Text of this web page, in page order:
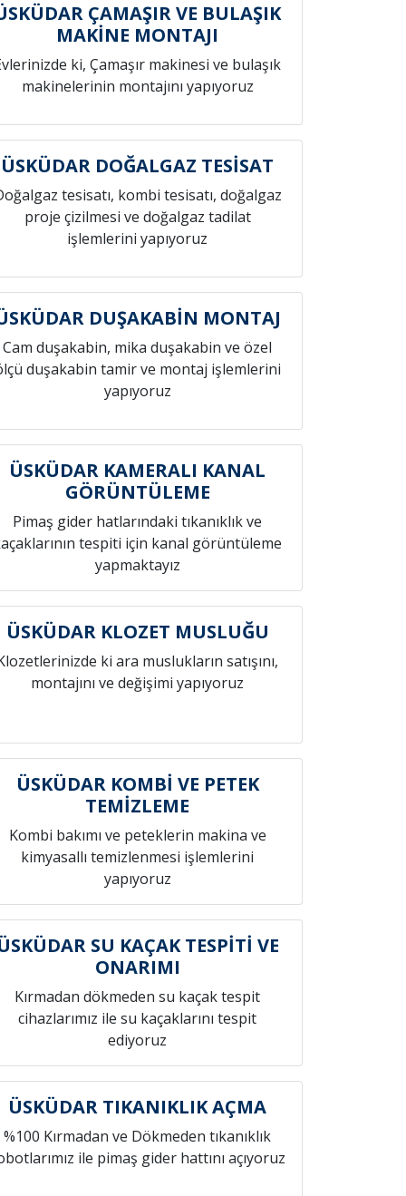
ÇAMAŞIR VE BULAŞIK
MAKİNE MONTAJI
ki, Çamaşır makinesi ve bulaşık
makinelerinin montajını yapıyoruz
ÜSKÜDAR DOĞALGAZ TESİSAT
tesisatı, kombi tesisatı, doğalgaz
proje çizilmesi ve doğalgaz tadilat
işlemlerini yapıyoruz
DUŞAKABİN MONTAJ
Cam duşakabin, mika duşakabin ve özel
duşakabin tamir ve montaj işlemlerini
yapıyoruz
ÜSKÜDAR KAMERALI KANAL
GÖRÜNTÜLEME
Pimaş gider hatlarındaki tıkanıklık ve
tespiti için kanal görüntüleme
yapmaktayız
ÜSKÜDAR KLOZET MUSLUĞU
ki ara muslukların satışını,
montajını ve değişimi yapıyoruz
ÜSKÜDAR KOMBİ VE PETEK
TEMİZLEME
Kombi bakımı ve peteklerin makina ve
kimyasallı temizlenmesi işlemlerini
yapıyoruz
SU KAÇAK TESPİTİ VE
ONARIMI
Kırmadan dökmeden su kaçak tespit
cihazlarımız ile su kaçaklarını tespit
ediyoruz
ÜSKÜDAR TIKANIKLIK AÇMA
%100 Kırmadan ve Dökmeden tıkanıklık
ile pimaş gider hattını açıyoruz